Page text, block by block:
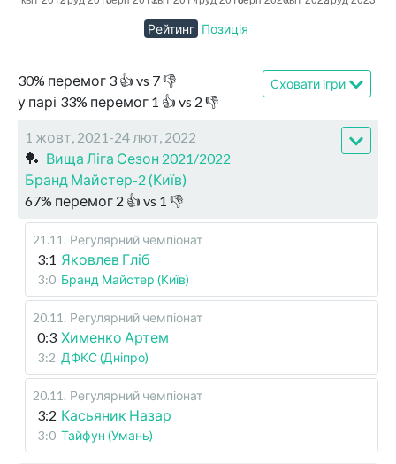
30% перемог 3 👍 vs 7👎
у парі 33% перемог 1 👍 vs 2 👎
Сховати ігри
1 жовт, 2021-24 лют, 2022
🏓 Вища Ліга Сезон 2021/2022
Бранд Майстер-2 (Київ)
67% перемог 2 👍 vs 1 👎
21.11 . Регулярний чемпіонат
3:1 Яковлев Гліб
3:0 Бранд Майстер (Київ)
20.11 . Регулярний чемпіонат
0:3 Хименко Артем
3:2 ДФКС (Дніпро)
20.11 . Регулярний чемпіонат
3:2 Касьяник Назар
3:0 Тайфун (Умань)
Рейтинг Позиція